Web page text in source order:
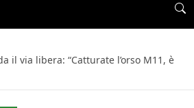
il via libera: “Catturate l’orso M11, è